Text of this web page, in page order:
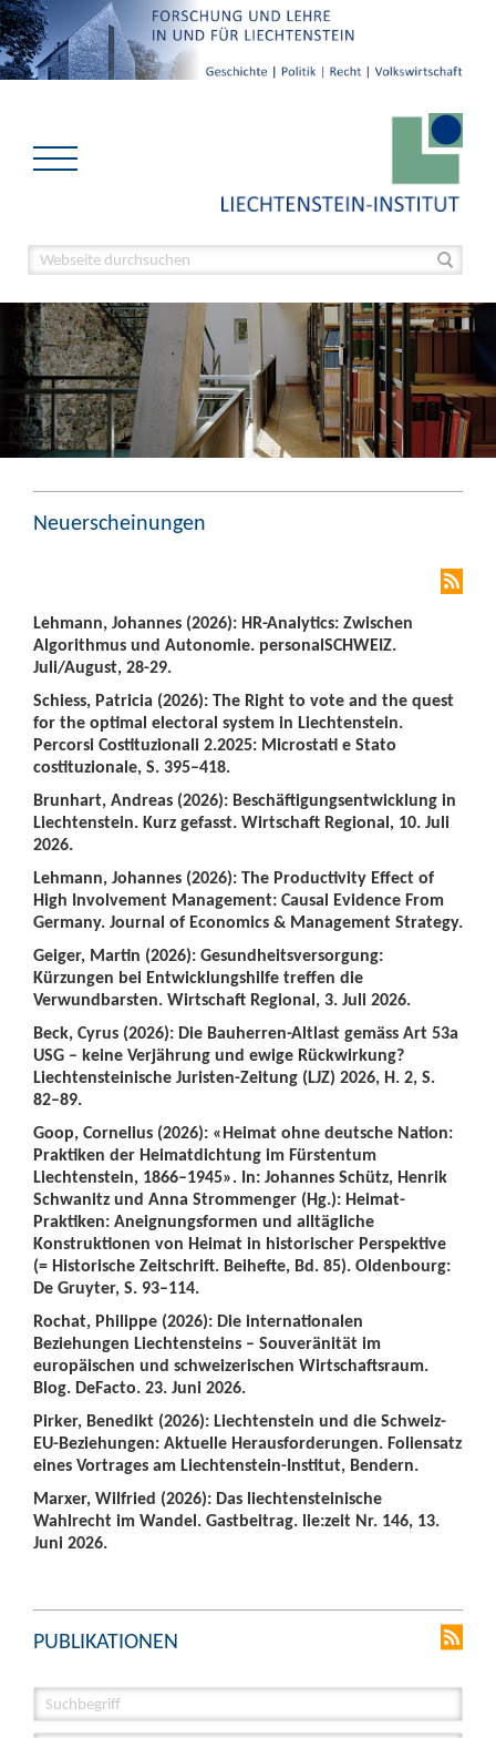
Neuerscheinungen
Lehmann, Johannes (2026): HR-Analytics: Zwischen
Algorithmus und Autonomie. personalSCHWEIZ.
Juli/August, 28-29.
Schiess, Patricia (2026): The Right to vote and the quest
for the optimal electoral system in Liechtenstein.
Percorsi Costituzionali 2.2025: Microstati e Stato
costituzionale, S. 395–418.
Brunhart, Andreas (2026): Beschäftigungsentwicklung in
Liechtenstein. Kurz gefasst. Wirtschaft Regional, 10. Juli
2026.
Lehmann, Johannes (2026): The Productivity Effect of
High Involvement Management: Causal Evidence From
Germany. Journal of Economics & Management Strategy.
Geiger, Martin (2026): Gesundheitsversorgung:
Kürzungen bei Entwicklungshilfe treffen die
Verwundbarsten. Wirtschaft Regional, 3. Juli 2026.
Beck, Cyrus (2026): Die Bauherren-Altlast gemäss Art 53a
USG – keine Verjährung und ewige Rückwirkung?
Liechtensteinische Juristen-Zeitung (LJZ) 2026, H. 2, S.
82–89.
Goop, Cornelius (2026): «Heimat ohne deutsche Nation:
Praktiken der Heimatdichtung im Fürstentum
Liechtenstein, 1866–1945». In: Johannes Schütz, Henrik
Schwanitz und Anna Strommenger (Hg.): Heimat-
Praktiken: Aneignungsformen und alltägliche
Konstruktionen von Heimat in historischer Perspektive
(= Historische Zeitschrift. Beihefte, Bd. 85). Oldenbourg:
De Gruyter, S. 93–114.
Rochat, Philippe (2026): Die internationalen
Beziehungen Liechtensteins – Souveränität im
europäischen und schweizerischen Wirtschaftsraum.
Blog. DeFacto. 23. Juni 2026.
Pirker, Benedikt (2026): Liechtenstein und die Schweiz-
EU-Beziehungen: Aktuelle Herausforderungen. Foliensatz
eines Vortrages am Liechtenstein-Institut, Bendern.
Marxer, Wilfried (2026): Das liechtensteinische
Wahlrecht im Wandel. Gastbeitrag. lie:zeit Nr. 146, 13.
Juni 2026.
PUBLIKATIONEN